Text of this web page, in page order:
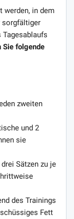
werden, in dem
sorgfältiger
Tagesablaufs
Sie folgende
zweiten
und 2
sie
Sätzen zu je
des Trainings
Fett